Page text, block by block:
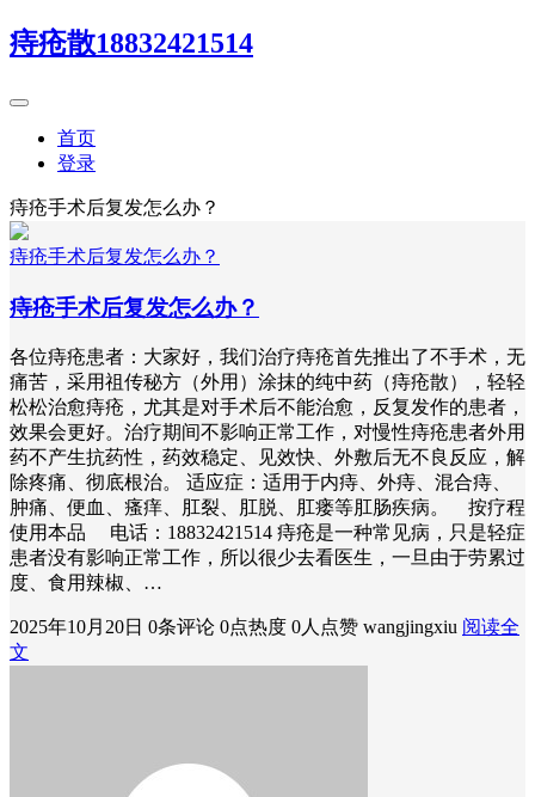
痔疮散18832421514
首页
登录
痔疮手术后复发怎么办？
痔疮手术后复发怎么办？
痔疮手术后复发怎么办？
各位痔疮患者：大家好，我们治疗痔疮首先推出了不手术，无
痛苦，采用祖传秘方（外用）涂抹的纯中药（痔疮散），轻轻
松松治愈痔疮，尤其是对手术后不能治愈，反复发作的患者，
效果会更好。治疗期间不影响正常工作，对慢性痔疮患者外用
药不产生抗药性，药效稳定、见效快、外敷后无不良反应，解
除疼痛、彻底根治。 适应症：适用于内痔、外痔、混合痔、
肿痛、便血、瘙痒、肛裂、肛脱、肛瘘等肛肠疾病。 按疗程
使用本品 电话：18832421514 痔疮是一种常见病，只是轻症
患者没有影响正常工作，所以很少去看医生，一旦由于劳累过
度、食用辣椒、…
2025年10月20日 0条评论 0点热度 0人点赞 wangjingxiu 阅读全
文